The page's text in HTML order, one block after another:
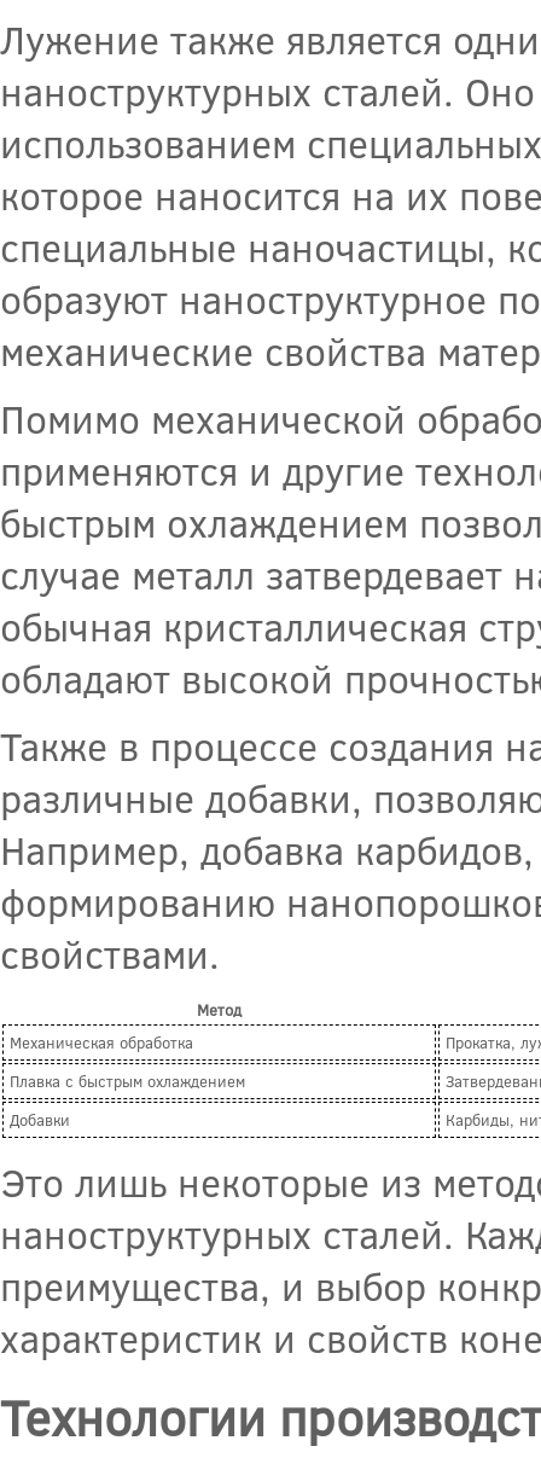
Лужение также является
наноструктурных сталей.
использованием
которое наносится на их
специальные наночастицы,
образуют наноструктурное
механические свойства
Помимо механической
применяются и другие
быстрым охлаждением
случае металл затвердевает
обычная кристаллическая
обладают высокой
Также в процессе создания
различные добавки,
Например, добавка
формированию
свойствами.
Метод
Механическая обработка
Прокатка,
Плавка с быстрым охлаждением
Добавки
Карбиды,
Это лишь некоторые из
наноструктурных сталей.
преимущества, и выбор
характеристик и свойств
Технологии